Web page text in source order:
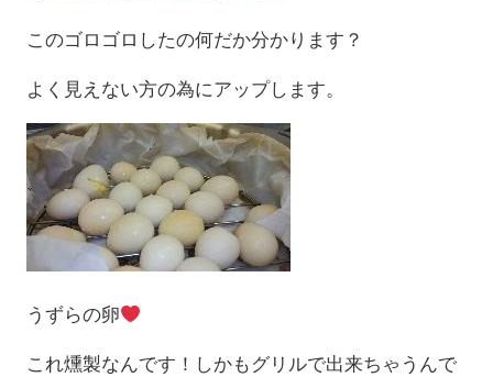
このゴロゴロしたの何だか分かります？
よく見えない方の為にアップします。
うずらの卵
これ燻製なんです！しかもグリルで出来ちゃうんで